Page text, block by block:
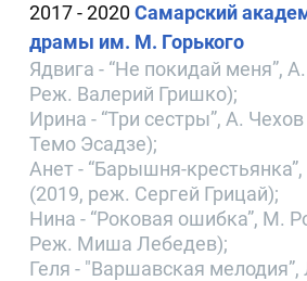
2017 - 2020Самарский
драмы им. М. Горького
Ядвига - “Не покидай меня”,
Реж. Валерий Гришко);
Ирина - “Три сестры”, А.
Темо Эсадзе);
Анет - “Барышня-
(2019, реж. Сергей Грицай);
Нина - “Роковая ошибка”, М.
Реж. Миша Лебедев);
Геля - "Варшавская мелодия”,